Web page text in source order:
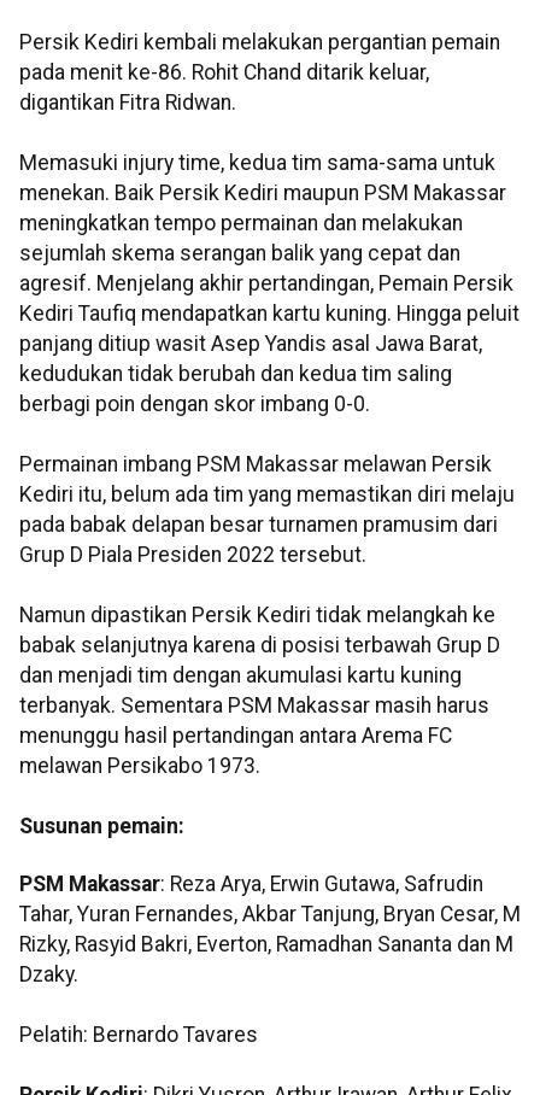
Persik Kediri kembali melakukan pergantian pemain
pada menit ke-86. Rohit Chand ditarik keluar,
digantikan Fitra Ridwan.
Memasuki injury time, kedua tim sama-sama untuk
menekan. Baik Persik Kediri maupun PSM Makassar
meningkatkan tempo permainan dan melakukan
sejumlah skema serangan balik yang cepat dan
agresif. Menjelang akhir pertandingan, Pemain Persik
Kediri Taufiq mendapatkan kartu kuning. Hingga peluit
panjang ditiup wasit Asep Yandis asal Jawa Barat,
kedudukan tidak berubah dan kedua tim saling
berbagi poin dengan skor imbang 0-0.
Permainan imbang PSM Makassar melawan Persik
Kediri itu, belum ada tim yang memastikan diri melaju
pada babak delapan besar turnamen pramusim dari
Grup D Piala Presiden 2022 tersebut.
Namun dipastikan Persik Kediri tidak melangkah ke
babak selanjutnya karena di posisi terbawah Grup D
dan menjadi tim dengan akumulasi kartu kuning
terbanyak. Sementara PSM Makassar masih harus
menunggu hasil pertandingan antara Arema FC
melawan Persikabo 1973.
Susunan pemain:
PSM Makassar: Reza Arya, Erwin Gutawa, Safrudin
Tahar, Yuran Fernandes, Akbar Tanjung, Bryan Cesar, M
Rizky, Rasyid Bakri, Everton, Ramadhan Sananta dan M
Dzaky.
Pelatih: Bernardo Tavares